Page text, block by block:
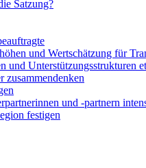
Satzung?
und Wertschätzung für
und Unterstützungsstrukturen
zusammendenken
und -partnern
festigen